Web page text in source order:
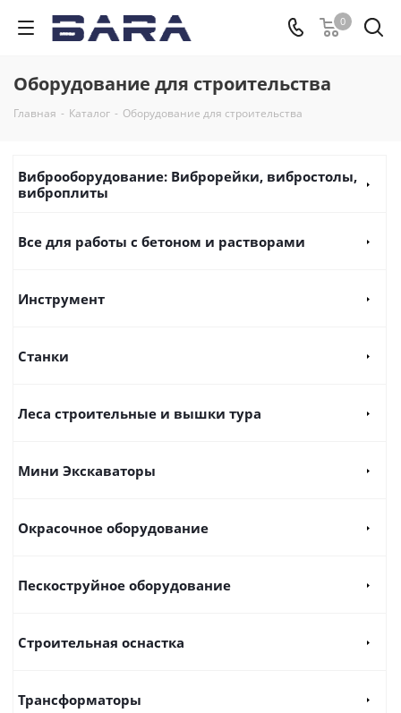
0
Оборудование для строительства
Главная - Каталог - Оборудование для строительства
Виброоборудование: Виброрейки, вибростолы,
виброплиты
Все для работы с бетоном и растворами
Инструмент
Станки
Леса строительные и вышки тура
Мини Экскаваторы
Окрасочное оборудование
Пескоструйное оборудование
Строительная оснастка
Трансформаторы